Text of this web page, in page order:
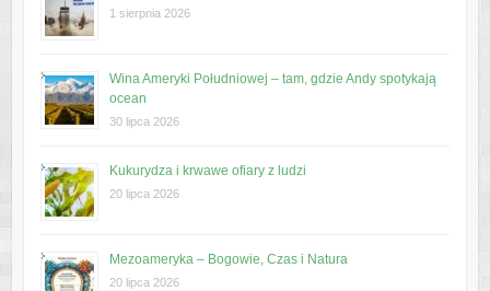
1 sierpnia 2026
Wina Ameryki Południowej – tam, gdzie Andy spotykają
ocean
30 lipca 2026
Kukurydza i krwawe ofiary z ludzi
20 lipca 2026
Mezoameryka – Bogowie, Czas i Natura
20 lipca 2026